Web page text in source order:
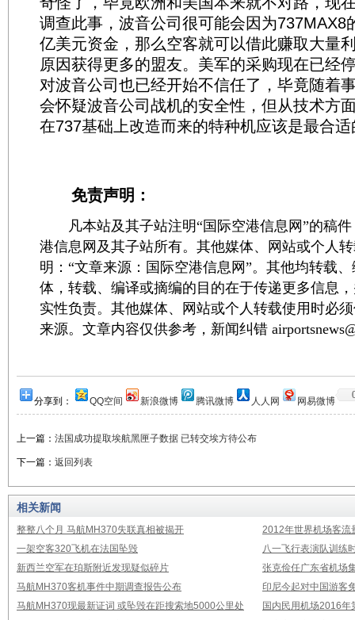
调查此事，波音公司很可能会因为737MAX8
亿美元资金，那么空客就可以借此赚取大量
原因获得更多的盟友。美军的采购现在已经
对波音公司也已经开始不信任了，毕竟随着
会怀疑波音公司战机的安全性，但从技术方
在737基础上改造而来的特种机应该是最合
免责声明：
凡本站及其子站注明“国际空港信息网”的稿件
港信息网及其子站所有。其他媒体、网站或个人
明：“文章来源：国际空港信息网”。其他均转载
体，转载、编译或摘编的目的在于传递更多信息
实性负责。其他媒体、网站或个人转载使用时必
来源。文章内容仅供参考，新闻纠错
分享到： QQ空间 新浪微博 腾讯微博 人人网 网易微博
上一篇： 法国成功提取埃航黑匣子数据 已转交埃方待公布
下一篇： 返回列表
相关新闻
整整八个月 马航MH370失联真相被揭开
2012年世界机场客流
一架空客320飞机在法国坠毁
八一飞行表演队训练
新西兰空军在珀斯附近发现疑似碎片
张克俭任广东省机场
马航MH370客机事件中期调查报告公布
印尼今起对中国游客
马航MH370现最新证词 或坠毁在距搜索地5000公里处
国内民用机场2016年